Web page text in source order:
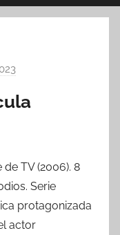
r
de TV (2006). 8
Serie
protagonizada
actor